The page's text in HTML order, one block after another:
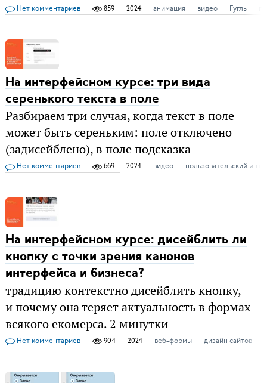
Нет комментариев 859 2024 анимация видео Гугль
На интерфейсном курсе: три вида
серенького текста в поле
Разбираем три случая, когда текст в поле
может быть сереньким: поле отключено
(задисейблено), в поле подсказка
Нет комментариев 669 2024 видео пользовательский
На интерфейсном курсе: дисейблить ли
кнопку с точки зрения канонов
интерфейса и бизнеса?
традицию контекстно дисейблить кнопку,
и почему она теряет актуальность в формах
всякого екомерса. 2 минутки
Нет комментариев 904 2024 веб-формы дизайн сайтов